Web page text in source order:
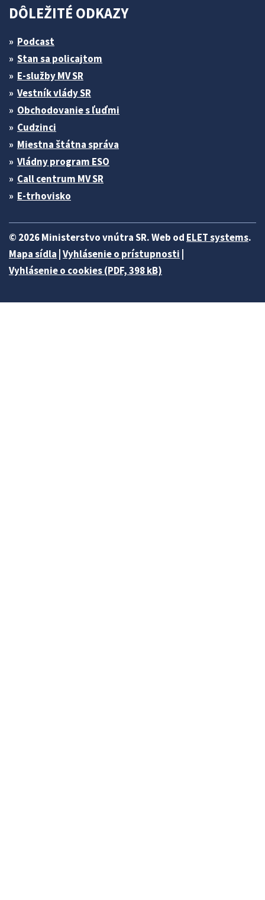
DÔLEŽITÉ ODKAZY
Podcast
Stan sa policajtom
E-služby MV SR
Vestník vlády SR
Obchodovanie s ľuďmi
Cudzinci
Miestna štátna správa
Vládny program ESO
Call centrum MV SR
E-trhovisko
© 2026 Ministerstvo vnútra SR. Web od ELET systems.
Mapa sídla Vyhlásenie o prístupnosti
Vyhlásenie o cookies (PDF, 398 kB)